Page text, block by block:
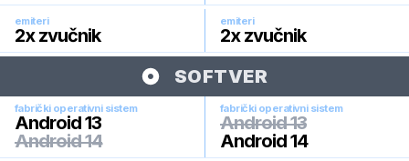
emiteri
2x zvučnik
emiteri
2x zvučnik
SOFTVER
fabrički operativni sistem
Android 13
Android 14
fabrički operativni sistem
Android 13
Android 14